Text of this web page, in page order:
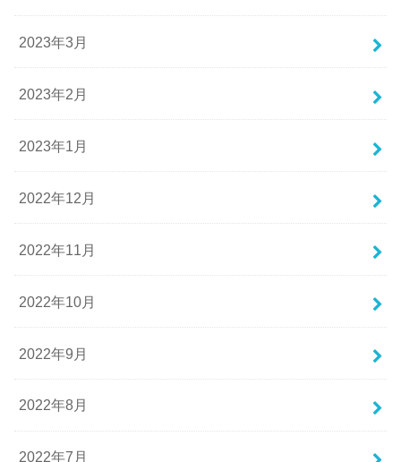
2023年3月
2023年2月
2023年1月
2022年12月
2022年11月
2022年10月
2022年9月
2022年8月
2022年7月